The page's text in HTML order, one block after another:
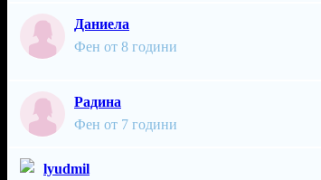
Даниела
Фен от 8 години
Радина
Фен от 7 години
lyudmil